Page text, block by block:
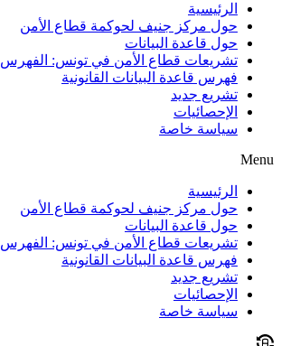
الرئيسية
حول مركز جنيف لحوكمة قطاع الأمن
حول قاعدة البيانات
تشريعات قطاع الأمن في تونس: الفهرس 1956-2011
فهرس قاعدة البيانات القانونية
تشريع جديد
الإحصائيات
سياسة خاصة
Menu
الرئيسية
حول مركز جنيف لحوكمة قطاع الأمن
حول قاعدة البيانات
تشريعات قطاع الأمن في تونس: الفهرس 1956-2011
فهرس قاعدة البيانات القانونية
تشريع جديد
الإحصائيات
سياسة خاصة